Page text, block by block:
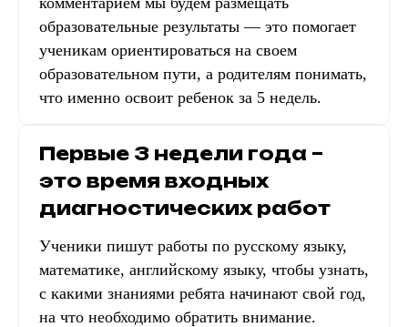
образовательные результаты — это помогает
ученикам ориентироваться на своем
образовательном пути, а родителям понимать,
что именно освоит ребенок за 5 недель.
Первые 3 недели года –
это время входных
диагностических работ
Ученики пишут работы по русскому языку,
математике, английскому языку, чтобы узнать,
с какими знаниями ребята начинают свой год,
на что необходимо обратить внимание.